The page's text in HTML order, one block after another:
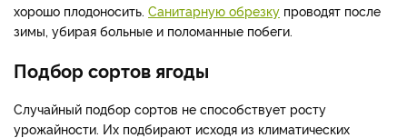
хорошо плодоносить. Санитарную обрезку проводят после
зимы, убирая больные и поломанные побеги.
Подбор сортов ягоды
Случайный подбор сортов не способствует росту
урожайности. Их подбирают исходя из климатических